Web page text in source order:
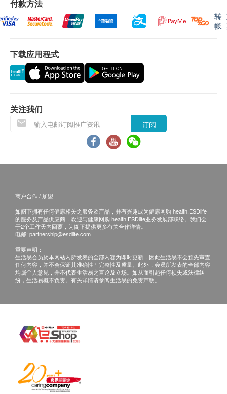
30mg 白藜芦醇超强抗氧化物
每瓶65粒
产地
单上的货品，健康网购health.ESDlife有权拒绝接
受该订单，并且会于送货前透过电话或电邮通知顾
保用条款：
货品质量保证，于顾客收到产品当日起计，食用期
退换条款：
当顾客收取已订购之货品时，有责任检查货品是否
有损毁情况，一经确认签收，恕不接受退换。
正本，并于送货后3个工作天内按下列方式联络
Sau San Tong Healthy Care Product Limited 客户
服务部跟进。
付款方法
转
帐
下载应用程式
关注我们
订阅
商户合作 / 加盟
如阁下拥有任何健康相关之服务及产品，并有兴趣成为健康网购 health.ESDlife
的服务及产品供应商，欢迎与健康网购 health.ESDlife业务发展部联络。我们会
于2个工作天内回覆，为阁下提供更多有关合作详情。
电邮: partnership@esdlife.com
重要声明：
生活易会员於本网站内所发表的全部内容为即时更新，因此生活易不会预先审查
任何内容，并不会保证其准确性丶完整性及质量。此外，会员所发表的全部内容
均属个人意见，并不代表生活易之言论及立场。如从而引起任何损失或法律纠
纷，生活易概不负责。有关详情请参阅生活易的免责声明。